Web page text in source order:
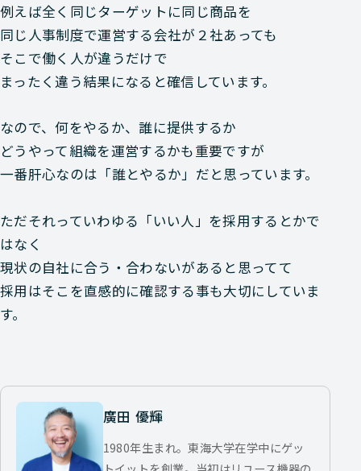
例えば全く同じターゲットに同じ商品を
同じ人事制度で運営する会社が２社あっても
そこで働く人が違うだけで
まったく違う結果になると確信しています。
なので、何をやるか、誰に提供するか
どうやって組織を運営するかも重要ですが
一番肝心なのは「誰とやるか」だと思っています。
ただそれっていわゆる「いい人」を採用するとかで
はなく
現状の自社に合う・合わないがあると思ってて
採用はそこを直感的に確認する事も大切にしていま
す。
廣田 優輝
1980年生まれ。東海大学在学中にゲッ